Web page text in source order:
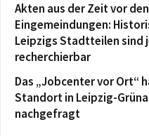
Akten aus der Zeit vor den
Eingemeindungen:
Leipzigs Stadtteilen sind
recherchierbar
Das „Jobcenter vor Ort“
Standort in Leipzig-
nachgefragt